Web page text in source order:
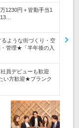
1230円＋皆勤手当1
るような街づくり・空
管理★「半年後の入
員デビューも歓迎
い方歓迎★ブランク